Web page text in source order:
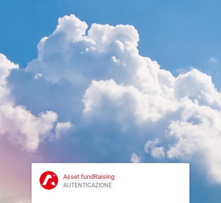
Asset fundRaising
AUTENTICAZIONE